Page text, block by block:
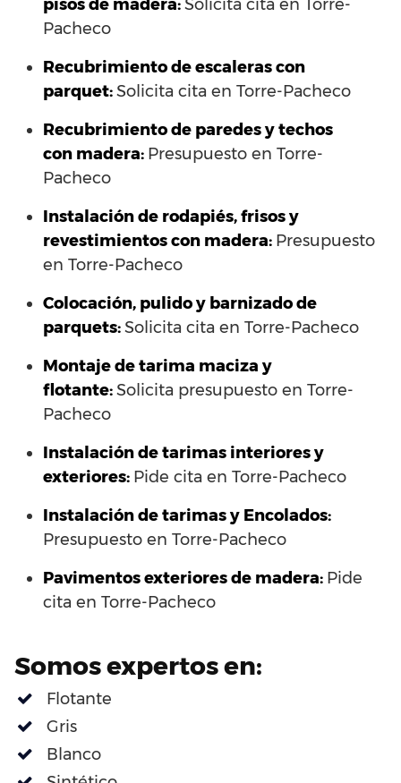
pisos de madera:Solicita cita en Torre-
Pacheco
Recubrimiento de escaleras con
parquet:Solicita cita en Torre-Pacheco
Recubrimiento de paredes y techos
con madera: Presupuesto en Torre-
Pacheco
Instalación de rodapiés, frisos y
revestimientos con madera: Presupuesto
en Torre-Pacheco
Colocación, pulido y barnizado de
parquets:Solicita cita en Torre-Pacheco
Montaje de tarima maciza y
flotante:Solicita presupuesto en Torre-
Pacheco
Instalación de tarimas interiores y
exteriores: Pide cita en Torre-Pacheco
Instalación de tarimas y Encolados:
Presupuesto en Torre-Pacheco
Pavimentos exteriores de madera: Pide
cita en Torre-Pacheco
Somos expertos en:
Flotante
Gris
Blanco